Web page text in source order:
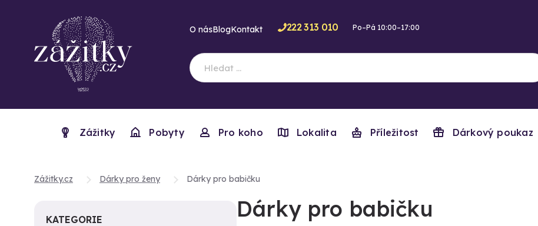
O násBlogKontakt 222 313 010 Po–Pá 10:00–17:00
Zážitky Pobyty Pro koho Lokalita Příležitost Dárkový poukaz
Zážitky.cz Dárky pro ženy Dárky pro babičku
Dárky pro babičku
KATEGORIE